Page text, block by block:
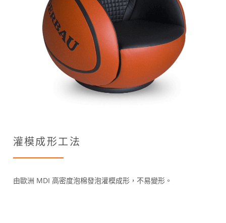
灌模成形工法
由歐洲 MDI 高密度泡棉發泡灌模成形，不易變形。